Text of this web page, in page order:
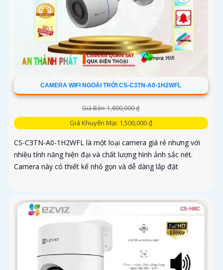
CAMERA WIFI NGOÀI TRỜI CS-C3TN-A0-1H2WFL
Giá Bán: 1,600,000 ₫
Giá Khuyến Mại: 1,500,000 ₫
CS-C3TN-A0-1H2WFL là một loại camera giá rẻ nhưng với
nhiều tính năng hiện đại và chất lượng hình ảnh sắc nét.
Camera này có thiết kế nhỏ gọn và dễ dàng lắp đặt